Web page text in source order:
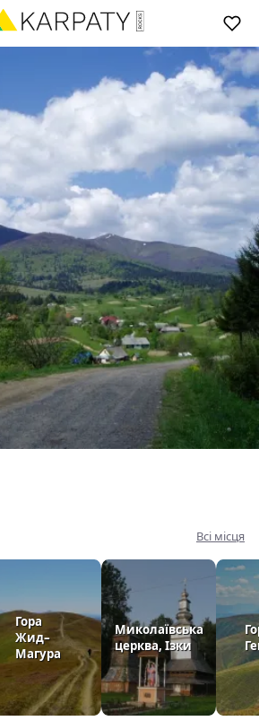
Всі місця
Гора
Жид–
Магура
Миколаївська
церква, Ізки